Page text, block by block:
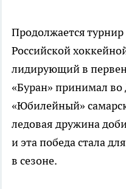
Продолжается
Российской
лидирующий в
«Буран» принимал во
«Юбилейный»
ледовая дружина
и эта победа стала
в сезоне.